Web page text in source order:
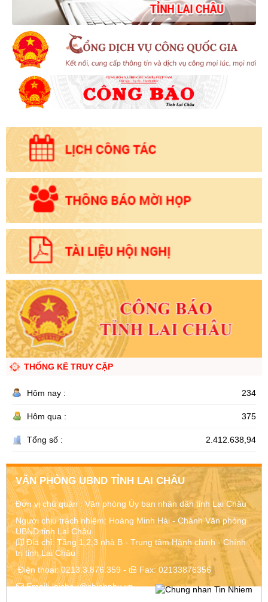
THỐNG KÊ TRUY CẬP
Hôm nay : 234
Hôm qua : 375
Tổng số : 2.412.638,94
VĂN PHÒNG UBND TỈNH LAI CHÂU
Đơn vị chủ quản :Văn phòng Ủy ban nhân dân tỉnh Lai Châu
Người chịu trách nhiệm: Hoàng Minh Hải - Chánh Văn phòng
UBND tỉnh Lai Châu
Địa chỉ: Tầng 1,2,3 nhà B - Trung tâm Hành chính - Chính
trị tỉnh Lai Châu
Điện thoại:0213.3.876.359 - Fax: 02133876356
Email:laichau@chinhphu.vn